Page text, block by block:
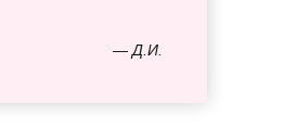
— Д.И.